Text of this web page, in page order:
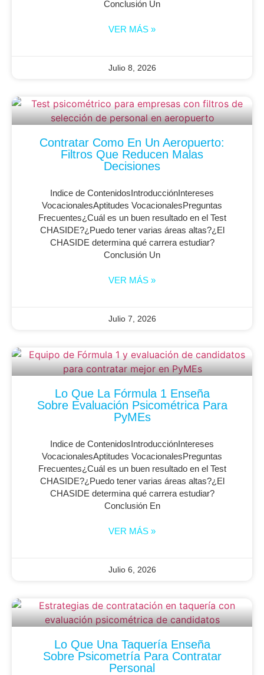
Conclusión Un
VER MÁS »
Julio 8, 2026
Contratar Como En Un Aeropuerto:
Filtros Que Reducen Malas
Decisiones
Indice de ContenidosIntroducciónIntereses
VocacionalesAptitudes VocacionalesPreguntas
Frecuentes¿Cuál es un buen resultado en el Test
CHASIDE?¿Puedo tener varias áreas altas?¿El
CHASIDE determina qué carrera estudiar?
Conclusión Un
VER MÁS »
Julio 7, 2026
Lo Que La Fórmula 1 Enseña
Sobre Evaluación Psicométrica Para
PyMEs
Indice de ContenidosIntroducciónIntereses
VocacionalesAptitudes VocacionalesPreguntas
Frecuentes¿Cuál es un buen resultado en el Test
CHASIDE?¿Puedo tener varias áreas altas?¿El
CHASIDE determina qué carrera estudiar?
Conclusión En
VER MÁS »
Julio 6, 2026
Lo Que Una Taquería Enseña
Sobre Psicometría Para Contratar
Personal